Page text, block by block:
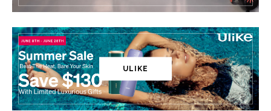
ULIKE